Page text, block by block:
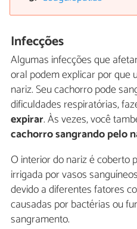
Infecções
Algumas infecções que
oral podem explicar por que
nariz. Seu cachorro pode
dificuldades respiratórias,
expirar. Às vezes, você
cachorro sangrando pelo
O interior do nariz é coberto
irrigada por vasos
devido a diferentes fatores
causadas por bactérias ou
sangramento.